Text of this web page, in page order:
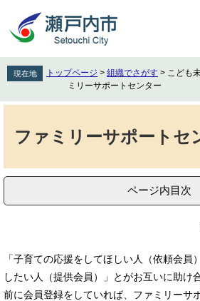
先
頭
を
飛
へ
現在地 トップページ > 組織でさがす > こども
ミリーサポートセンター
ファミリーサポートセ
ページ内目次
「子育ての応援をしてほしい人（依頼会員
したい人（提供会員）」とがお互いに助け
前に会員登録をしていれば、ファミリーサ